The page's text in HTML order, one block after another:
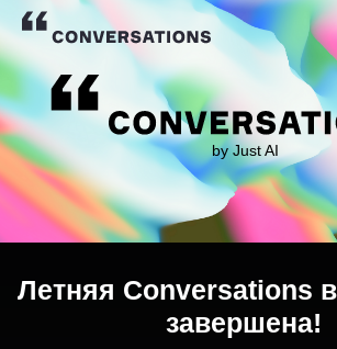
by Just AI
трансляции и файлам презентаций обоих дней (25
После оплаты на указанную Вами почту придет
Летняя Conversations в СПб 2026
завершена!